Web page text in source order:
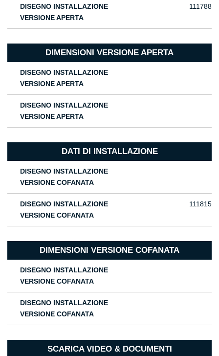
DISEGNO INSTALLAZIONE
VERSIONE APERTA
111788
DIMENSIONI VERSIONE APERTA
DISEGNO INSTALLAZIONE
VERSIONE APERTA
DISEGNO INSTALLAZIONE
VERSIONE APERTA
DATI DI INSTALLAZIONE
DISEGNO INSTALLAZIONE
VERSIONE COFANATA
DISEGNO INSTALLAZIONE
VERSIONE COFANATA
111815
DIMENSIONI VERSIONE COFANATA
DISEGNO INSTALLAZIONE
VERSIONE COFANATA
DISEGNO INSTALLAZIONE
VERSIONE COFANATA
SCARICA VIDEO & DOCUMENTI